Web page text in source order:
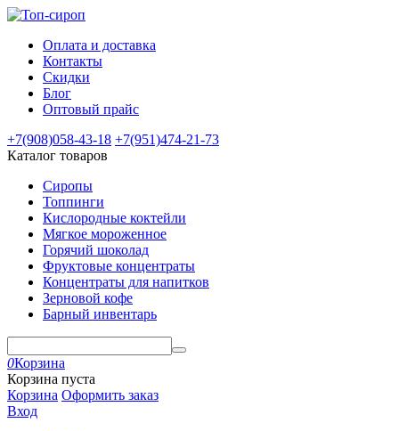
Оплата и доставка
Контакты
Скидки
Блог
Оптовый прайс
+7(908)058-43-18 +7(951)474-21-73
Каталог товаров
Сиропы
Топпинги
Кислородные коктейли
Мягкое мороженное
Горячий шоколад
Фруктовые концентраты
Концентраты для напитков
Зерновой кофе
Барный инвентарь
0Корзина
Корзина пуста
Корзина Оформить заказ
Вход